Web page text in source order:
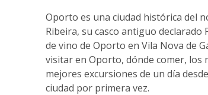
Oporto es una ciudad histórica del
Ribeira, su casco antiguo declarado
de vino de Oporto en Vila Nova de
visitar en Oporto, dónde comer, los
mejores excursiones de un día
ciudad por primera vez.